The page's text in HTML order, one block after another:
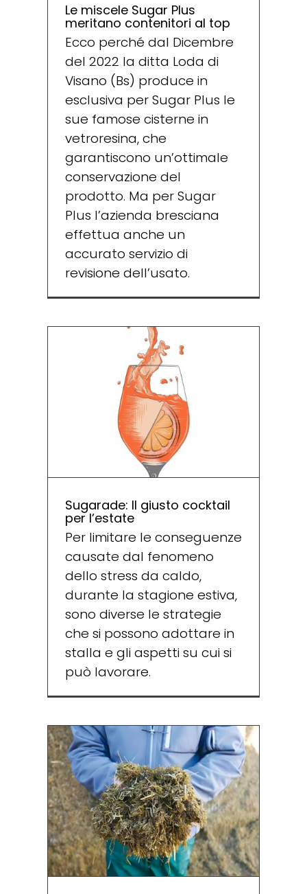
Le miscele Sugar Plus
meritano contenitori al top
Ecco perché dal Dicembre
del 2022 la ditta Loda di
Visano (Bs) produce in
esclusiva per Sugar Plus le
sue famose cisterne in
vetroresina, che
garantiscono un’ottimale
conservazione del
prodotto. Ma per Sugar
Plus l’azienda bresciana
effettua anche un
accurato servizio di
revisione dell’usato.
Sugarade: Il giusto cocktail
per l’estate
Per limitare le conseguenze
causate dal fenomeno
dello stress da caldo,
durante la stagione estiva,
sono diverse le strategie
che si possono adottare in
stalla e gli aspetti su cui si
può lavorare.